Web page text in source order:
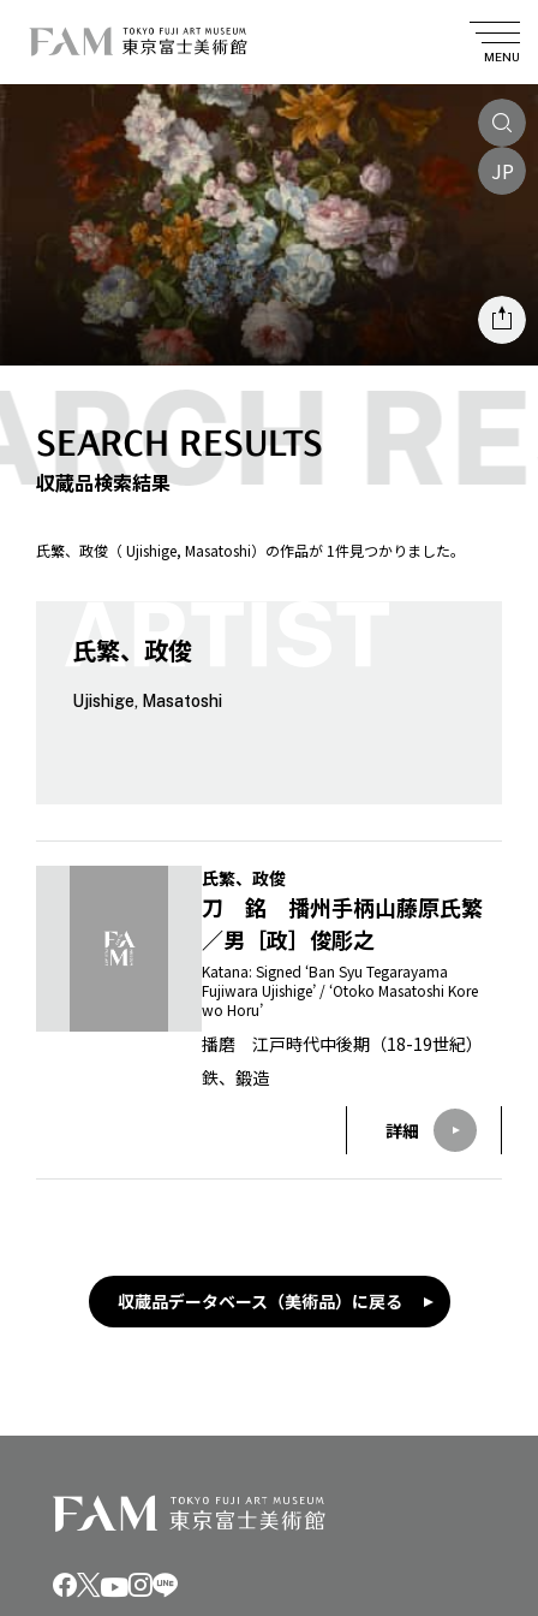
MENU
JP
SEARCH RESULTS
収蔵品検索結果
氏繁、政俊（ Ujishige, Masatoshi）の作品が 1件見つかりました。
氏繁、政俊
Ujishige, Masatoshi
氏繁、政俊
刀 銘 播州手柄山藤原氏繁
／男［政］俊彫之
Katana: Signed ‘Ban Syu Tegarayama
Fujiwara Ujishige’ / ‘Otoko Masatoshi Kore
wo Horu’
播磨 江戸時代中後期（18-19世紀）
鉄、鍛造
詳細
収蔵品データベース（美術品）に戻る